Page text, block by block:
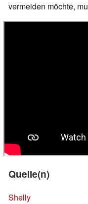
vermeiden möchte,
Quelle(n)
Shelly